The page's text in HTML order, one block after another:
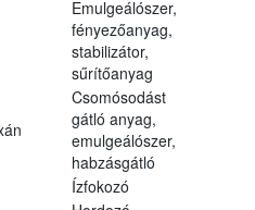
Emulgeálószer,
fényezőanyag,
stabilizátor,
sűrítőanyag
Csomósodást
gátló anyag,
emulgeálószer,
habzásgátló
Ízfokozó